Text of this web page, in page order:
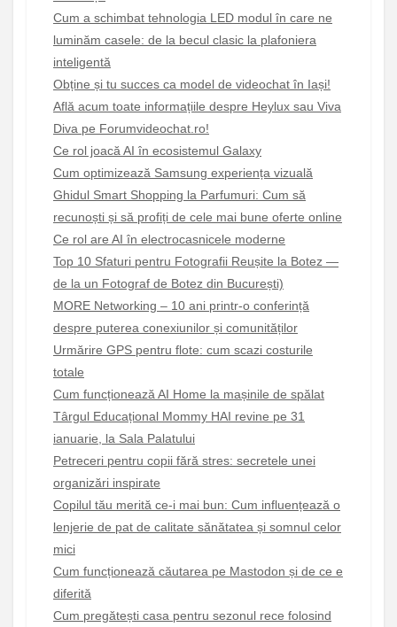
Cum a schimbat tehnologia LED modul în care ne
luminăm casele: de la becul clasic la plafoniera
inteligentă
Obține și tu succes ca model de videochat în Iași!
Află acum toate informațiile despre Heylux sau Viva
Diva pe Forumvideochat.ro!
Ce rol joacă AI în ecosistemul Galaxy
Cum optimizează Samsung experiența vizuală
Ghidul Smart Shopping la Parfumuri: Cum să
recunoști și să profiți de cele mai bune oferte online
Ce rol are AI în electrocasnicele moderne
Top 10 Sfaturi pentru Fotografii Reușite la Botez —
de la un Fotograf de Botez din București)
MORE Networking – 10 ani printr-o conferință
despre puterea conexiunilor și comunităților
Urmărire GPS pentru flote: cum scazi costurile
totale
Cum funcționează AI Home la mașinile de spălat
Târgul Educațional Mommy HAI revine pe 31
ianuarie, la Sala Palatului
Petreceri pentru copii fără stres: secretele unei
organizări inspirate
Copilul tău merită ce-i mai bun: Cum influențează o
lenjerie de pat de calitate sănătatea și somnul celor
mici
Cum funcționează căutarea pe Mastodon și de ce e
diferită
Cum pregătești casa pentru sezonul rece folosind